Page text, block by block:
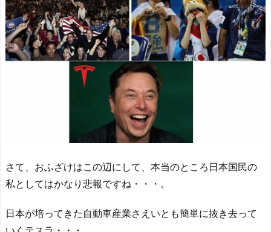
さて、おふざけはこの辺にして、本当のところ日本国民の
私としてはかなり悲報ですね・・・。
日本が培ってきた自動車産業さえいとも簡単に抜き去って